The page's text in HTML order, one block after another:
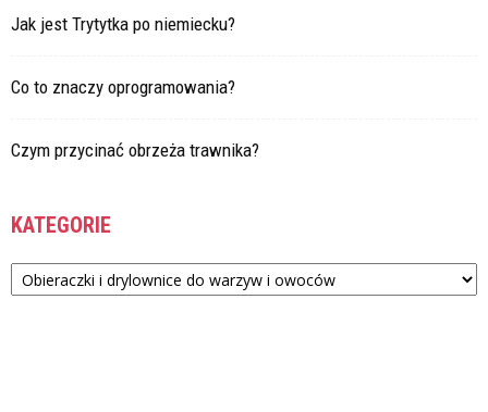
Jak jest Trytytka po niemiecku?
Co to znaczy oprogramowania?
Czym przycinać obrzeża trawnika?
KATEGORIE
Kategorie